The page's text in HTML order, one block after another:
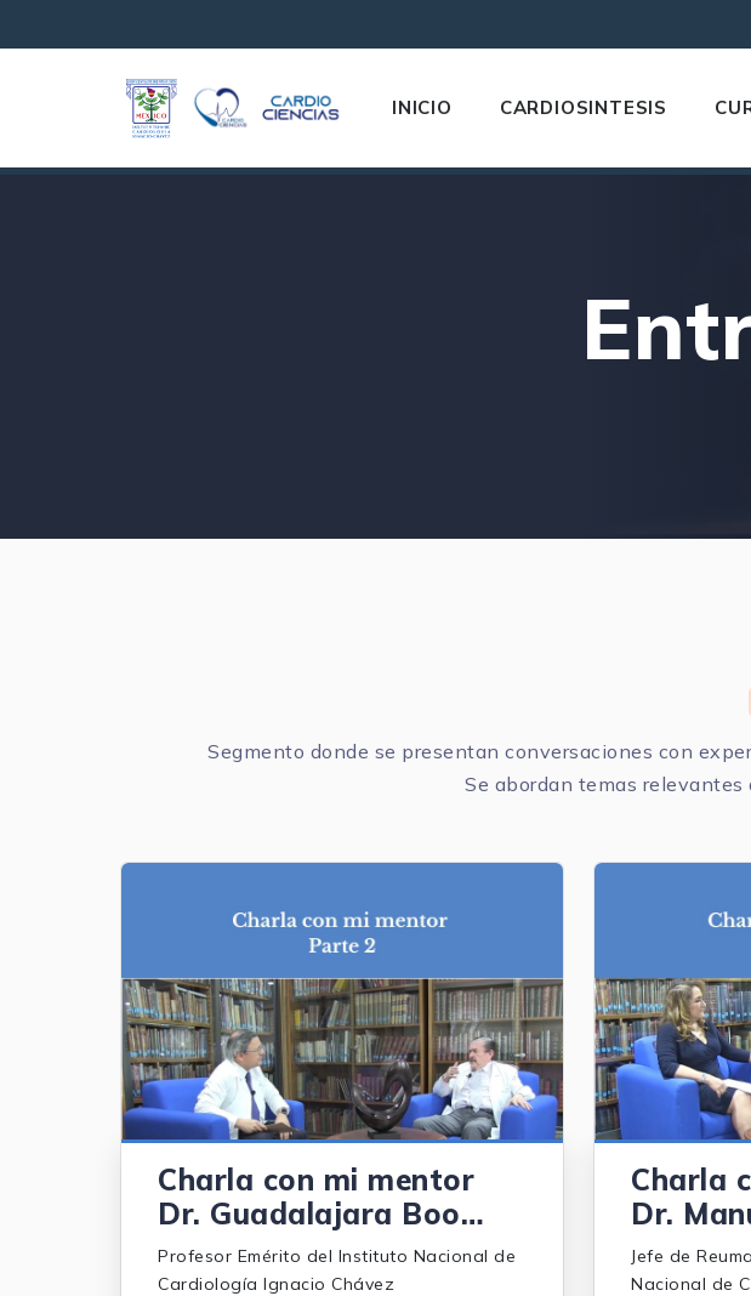
INICIO CARDIOSINTESIS
Segmento donde se presentan conversaciones con
Se abordan temas
Charla con mi mentor
Dr. Guadalajara Boo
(Parte 2)
Profesor Emérito del Instituto Nacional de
Cardiología Ignacio Chávez
Charla
Dr.
Lavín
Jefe de
Nacional de